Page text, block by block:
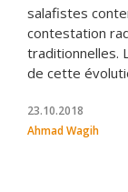
salafistes
contestation
traditionnelles.
de cette
23.10.2018
Ahmad Wagih